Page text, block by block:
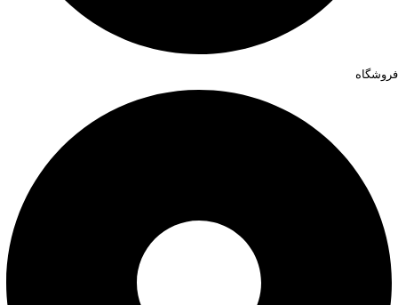
فروشگاه